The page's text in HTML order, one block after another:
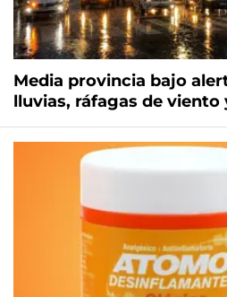
Media provincia bajo
lluvias, ráfagas de viento